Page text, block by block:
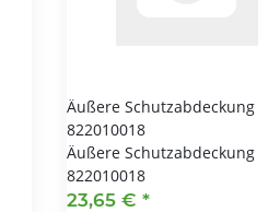
Äußere Schutzabdeckung
822010018
Äußere Schutzabdeckung
822010018
23,65 € *